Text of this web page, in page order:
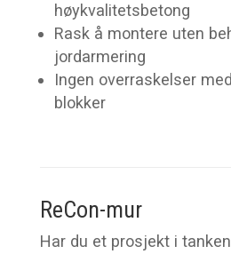
høykvalitetsbetong
Rask å montere uten
jordarmering
Ingen overraskelser
blokker
ReCon-mur
Har du et prosjekt i